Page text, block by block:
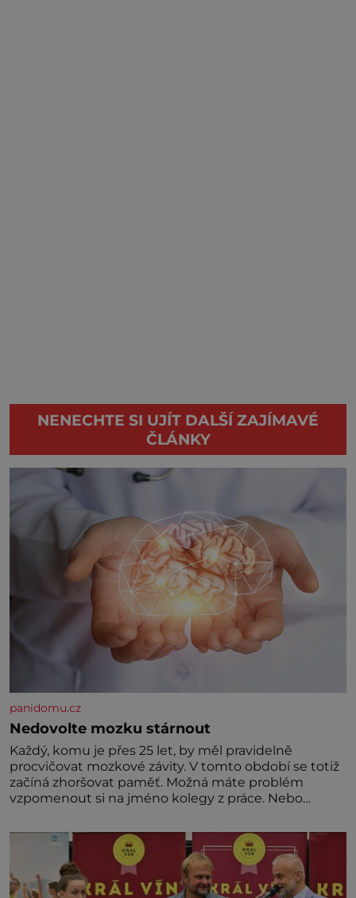
NENECHTE SI UJÍT DALŠÍ ZAJÍMAVÉ
ČLÁNKY
panidomu.cz
Nedovolte mozku stárnout
Každý, komu je přes 25 let, by měl pravidelně
procvičovat mozkové závity. V tomto období se totiž
začíná zhoršovat paměť. Možná máte problém
vzpomenout si na jméno kolegy z práce. Nebo
nedávno přečetli. Je to opravdu tak, s věkem jako
kdyby se paměť rozhodla stávkovat. Cvičte